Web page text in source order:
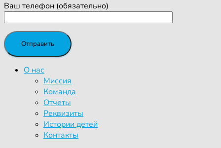
Ваш телефон (обязательно)
О нас
Миссия
Команда
Отчеты
Реквизиты
Истории детей
Контакты